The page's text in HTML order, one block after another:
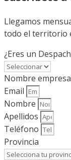
Llegamos
todo el territorio
¿Eres un
Nombre
Email
Nombre
Apellidos
Teléfono
Provincia